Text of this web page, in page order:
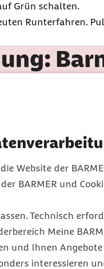
Website der
BARMER und
Technisch
Meine
und Ihnen
interessieren
Grün schalten.
Runterfahren.
Grundlagen für